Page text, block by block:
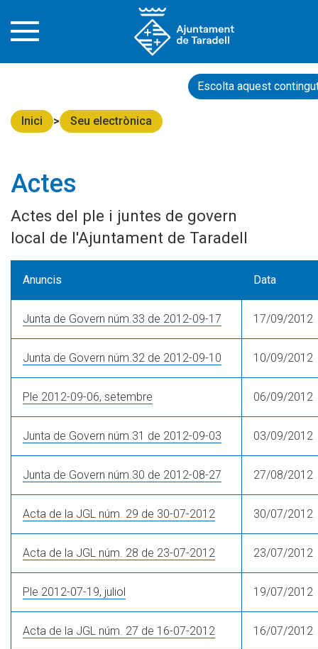
Escolta aquest
Inici Seu electrònica
Actes
Actes del ple i juntes de govern
local de l'Ajuntament de Taradell
Anuncis Data
Junta de Govern núm.33 de 2012-09-17 17/09/2012
Junta de Govern núm.32 de 2012-09-10 10/09/2012
Ple 2012-09-06, setembre 06/09/2012
Junta de Govern núm.31 de 2012-09-03 03/09/2012
Junta de Govern núm.30 de 2012-08-27 27/08/2012
Acta de la JGL núm. 29 de 30-07-2012 30/07/2012
Acta de la JGL núm. 28 de 23-07-2012 23/07/2012
Ple 2012-07-19, juliol 19/07/2012
Acta de la JGL núm. 27 de 16-07-2012 16/07/2012